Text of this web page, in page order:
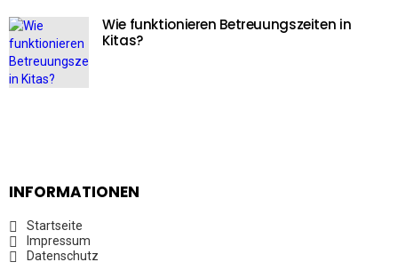
Wie funktionieren Betreuungszeiten in
Kitas?
INFORMATIONEN
Startseite
Impressum
Datenschutz